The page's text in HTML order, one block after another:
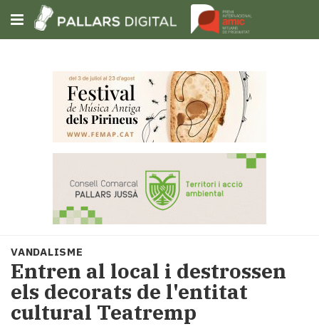
Subscriu-t'hi
Portada
Societat
Política
i
municipis
Economia
VANDALISME
Entren al local i destrossen
els decorats de l'entitat
cultural Teatremp